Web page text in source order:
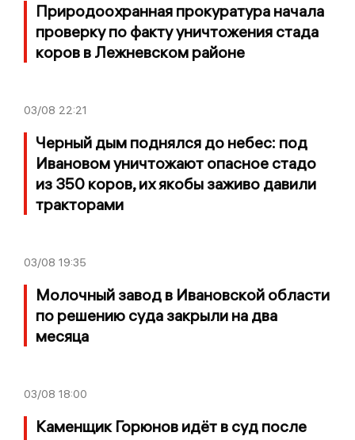
Природоохранная прокуратура начала
проверку по факту уничтожения стада
коров в Лежневском районе
03/08 22:21
Черный дым поднялся до небес: под
Ивановом уничтожают опасное стадо
из 350 коров, их якобы заживо давили
тракторами
03/08 19:35
Молочный завод в Ивановской области
по решению суда закрыли на два
месяца
03/08 18:00
Каменщик Горюнов идёт в суд после